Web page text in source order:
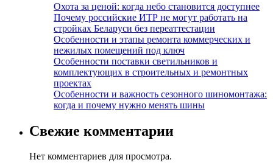
Охота за ценой: когда небо становится доступнее
Почему российские ИТР не могут работать на
стройках Беларуси без переаттестации
Особенности и этапы ремонта коммерческих и
нежилых помещений под ключ
Особенности поставки светильников и
комплектующих в строительных и ремонтных
проектах
Особенности и важность сезонного шиномонтажа:
когда и почему нужно менять шины
Свежие комментарии
Нет комментариев для просмотра.